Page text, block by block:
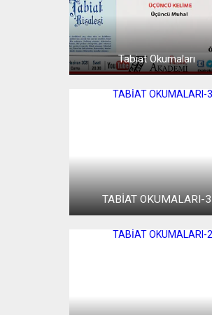
MÜNAZARAT OKULU
Tabiat Okumaları
TABİAT OKUMALARI-3